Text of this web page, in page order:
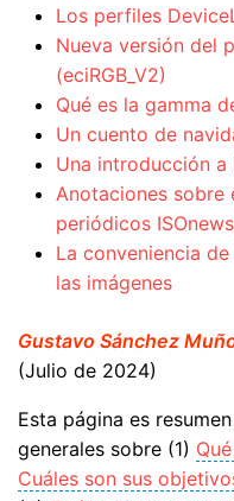
Los perfiles
Nueva versión del
(eciRGB_V2)
Qué es la gamma
Un cuento de
Una introducción
Anotaciones
periódicos
La conveniencia
las imágenes
Gustavo Sánchez
(Julio de 2024)
Esta página es
generales sobre (1)
Cuáles son sus